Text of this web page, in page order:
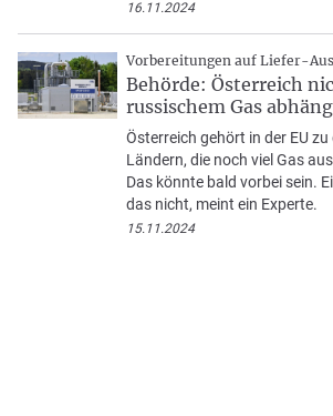
16.11.2024
Vorbereitungen auf Liefer-Aus
Behörde: Österreich
russischem Gas
Österreich gehört in der EU zu
Ländern, die noch viel Gas
Das könnte bald vorbei sein.
das nicht, meint ein Experte.
15.11.2024